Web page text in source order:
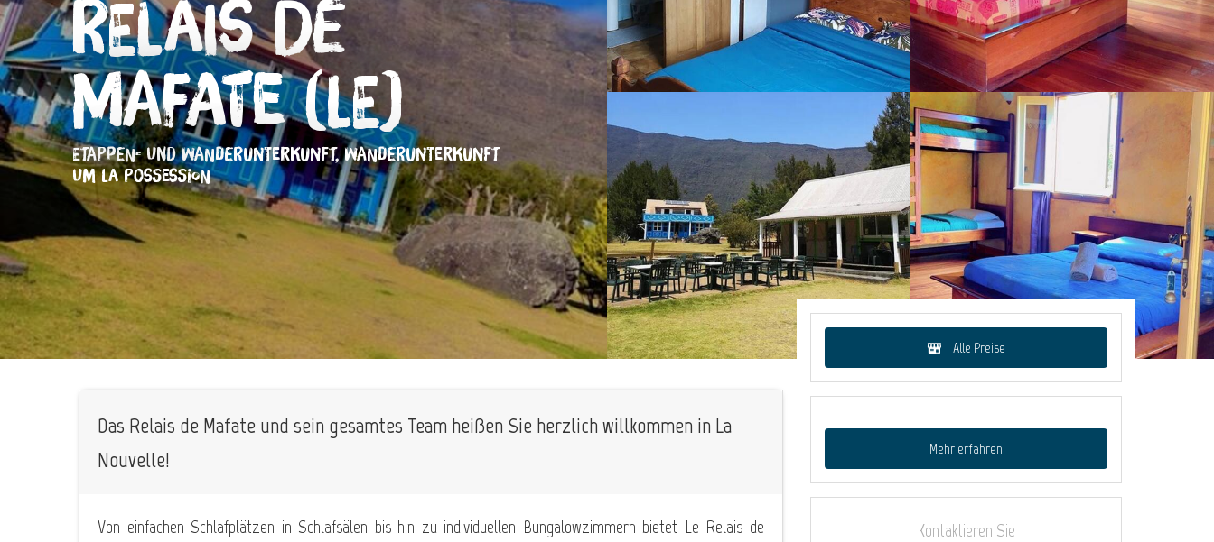
Relais de
Mafate (Le)
ETAPPEN- UND WANDERUNTERKUNFT,WANDERUNTERKUNFT
UM LA POSSESSION
Das Relais de Mafate und sein gesamtes Team heißen Sie herzlich willkommen in La
Nouvelle!
Von einfachen Schlafplätzen in Schlafsälen bis hin zu individuellen Bungalowzimmern bietet Le Relais de
Alle Preise
Mehr erfahren
Kontaktieren Sie